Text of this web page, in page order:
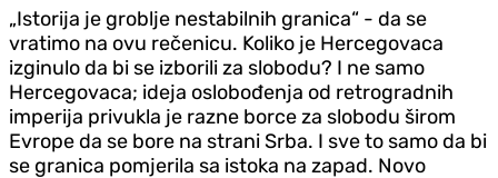
„Istorija je groblje nestabilnih granica“ - da se
vratimo na ovu rečenicu. Koliko je Hercegovaca
izginulo da bi se izborili za slobodu? I ne samo
Hercegovaca; ideja oslobođenja od retrogradnih
imperija privukla je razne borce za slobodu širom
Evrope da se bore na strani Srba. I sve to samo da bi
se granica pomjerila sa istoka na zapad. Novo